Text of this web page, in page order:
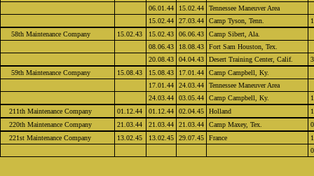
06.01.44
15.02.44
Tennessee Maneuver Area
15.02.44
27.03.44 Camp Tyson, Tenn.
58th Maintenance Company
15.02.43 15.02.43 06.06.43
Camp Sibert, Ala.
08.06.43
18.08.43
Fort Sam Houston, Tex.
20.08.43
04.04.43 Desert Training Center, Calif.
59th Maintenance Company
15.08.43 15.08.43 17.01.44
Camp Campbell, Ky.
17.01.44
24.03.44
Tennessee Maneuver Area
24.03.44
03.05.44 Camp Campbell, Ky.
211th Maintenance Company
01.12.44 01.12.44 02.04.45 Holland
220th Maintenance Company
21.03.44 21.03.44 21.03.44 Camp Maxey, Tex.
221st Maintenance Company
13.02.45 13.02.45 29.07.45 France